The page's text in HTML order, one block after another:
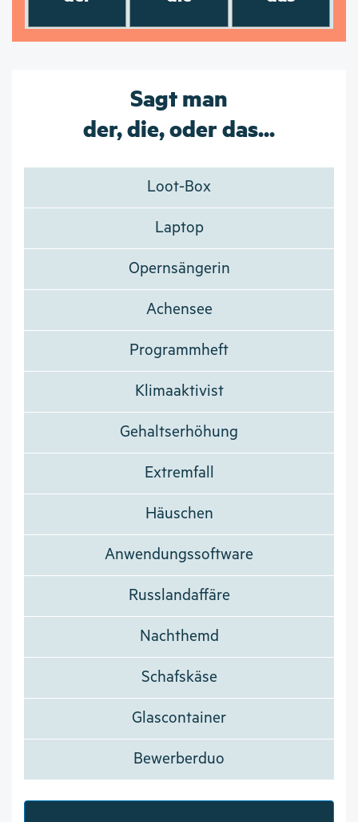
Sagt man
der, die, oder das...
Loot-Box
Laptop
Opernsängerin
Achensee
Programmheft
Klimaaktivist
Gehaltserhöhung
Extremfall
Häuschen
Anwendungssoftware
Russlandaffäre
Nachthemd
Schafskäse
Glascontainer
Bewerberduo